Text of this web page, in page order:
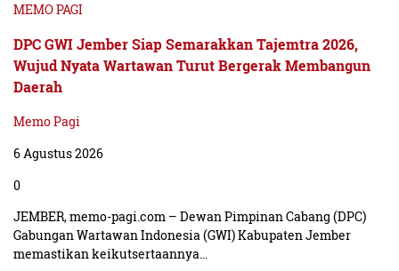
MEMO PAGI
DPC GWI Jember Siap Semarakkan Tajemtra 2026,
Wujud Nyata Wartawan Turut Bergerak Membangun
Daerah
Memo Pagi
6 Agustus 2026
0
JEMBER, memo-pagi.com – Dewan Pimpinan Cabang (DPC)
Gabungan Wartawan Indonesia (GWI) Kabupaten Jember
memastikan keikutsertaannya…